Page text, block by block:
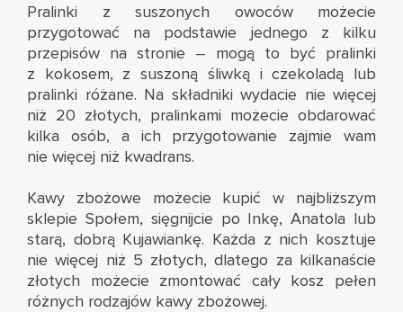
Pralinki z suszonych owoców możecie
przygotować na podstawie jednego z kilku
przepisów na stronie – mogą to być pralinki
z kokosem, z suszoną śliwką i czekoladą lub
pralinki różane. Na składniki wydacie nie więcej
niż 20 złotych, pralinkami możecie obdarować
kilka osób, a ich przygotowanie zajmie wam
nie więcej niż kwadrans.
Kawy zbożowe możecie kupić w najbliższym
sklepie Społem, sięgnijcie po Inkę, Anatola lub
starą, dobrą Kujawiankę. Każda z nich kosztuje
nie więcej niż 5 złotych, dlatego za kilkanaście
złotych możecie zmontować cały kosz pełen
różnych rodzajów kawy zbożowej.